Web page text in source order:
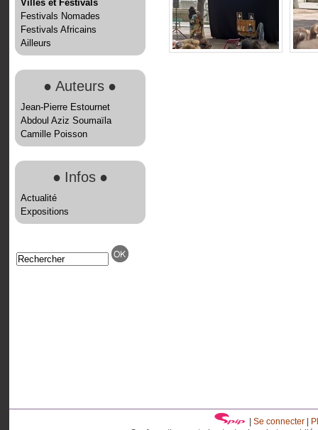
Villes et Festivals
Festivals Nomades
Festivals Africains
Ailleurs
● Auteurs ●
Jean-Pierre Estournet
Abdoul Aziz Soumaïla
Camille Poisson
● Infos ●
Actualité
Expositions
Se connecter|